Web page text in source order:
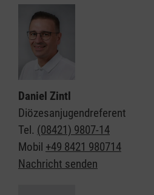
Daniel Zintl
Diözesanjugendreferent
Tel. (08421) 9807-14
Mobil +49 8421 980714
Nachricht senden